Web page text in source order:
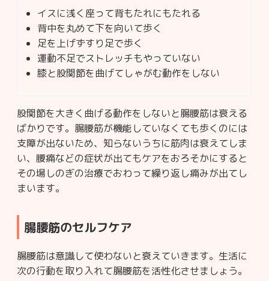
イスに浅く座って背もたれにもたれる
背中を丸めて下を向いて歩く
足を上げずすり足で歩く
運動不足でストレッチもやっていない
膝と股関節を曲げてしゃがむ動作をしない
股関節を大きく曲げる動作をしないと腸腰筋は衰える
ばかりです。腸腰筋が機能していなくても歩くのには
支障が出ないため、知らないうちに筋肉は衰えてしま
い、腰痛などの症状が出てもケアをおろそかにすると
その場しのぎの治療でおわって繰り返し痛みが出てし
まいます。
腸腰筋のセルフケア
腸腰筋は意識して使わないと衰えていきます。生活に
次の行動を取り入れて腸腰筋を活性化させましょう。